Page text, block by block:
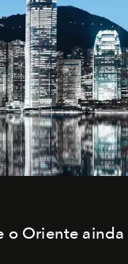
o Oriente